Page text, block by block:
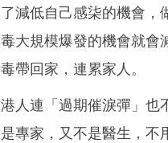
減低自己感柒的機會
大規模爆發的機會就
帶回家，連累家人。
人連「過期催淚彈」
專家，又不是醫生，